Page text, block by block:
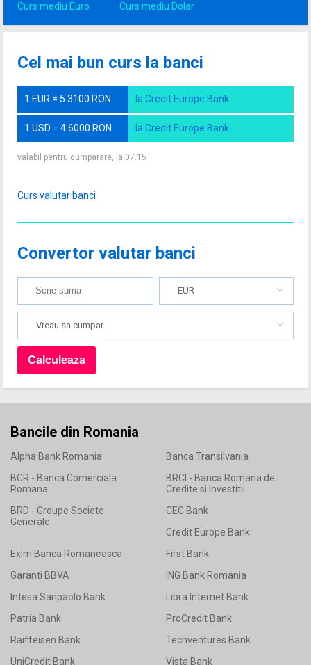
Curs mediu Euro Curs mediu Dolar
Cel mai bun curs la banci
1 EUR = 5.3100 RON la Credit Europe Bank
1 USD = 4.6000 RON la Credit Europe Bank
valabil pentru cumparare, la 07.15
Curs valutar banci
Convertor valutar banci
EUR
Vreau sa cumpar
Bancile din Romania
Alpha Bank Romania
Banca Transilvania
BCR - Banca Comerciala
Romana
BRCI - Banca Romana de
Credite si Investitii
BRD - Groupe Societe
Generale
CEC Bank
Credit Europe Bank
Exim Banca Romaneasca
First Bank
Garanti BBVA
ING Bank Romania
Intesa Sanpaolo Bank
Libra Internet Bank
Patria Bank
ProCredit Bank
Raiffeisen Bank
Techventures Bank
UniCredit Bank
Vista Bank